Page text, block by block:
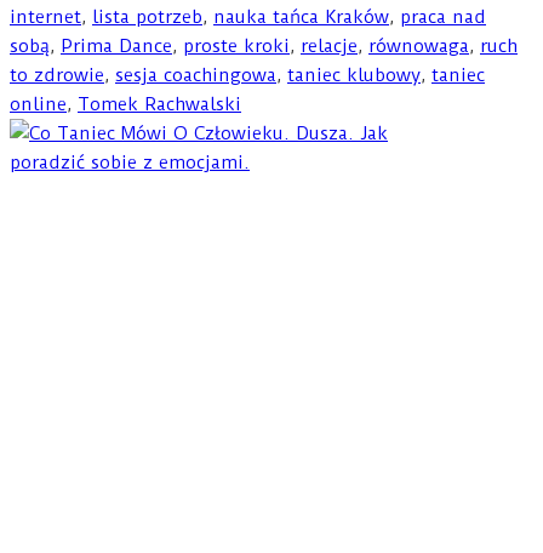
internet, lista potrzeb, nauka tańca Kraków, praca nad
sobą, Prima Dance, proste kroki, relacje, równowaga, ruch
to zdrowie, sesja coachingowa, taniec klubowy, taniec
online, Tomek Rachwalski